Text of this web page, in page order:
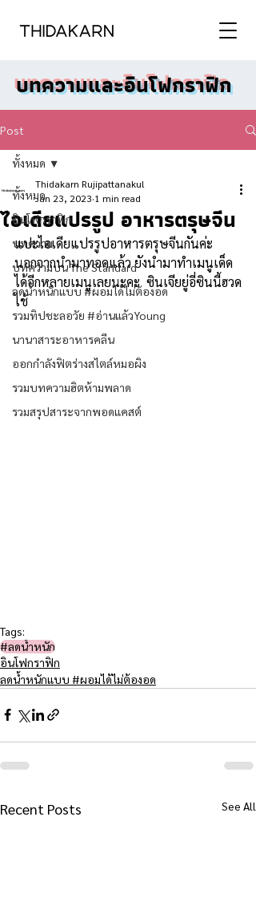
บทความและอินโฟกราฟิก
Post
ทั้งหมด
อินโฟกราฟิก
บทความ
บทความบน The Standard
ลดน้ำหนักแบบ #ผอมได้ไม่ต้องอด
รวมทิปชะลอวัย #อ่านแล้วYoung
นานาสาระอาหารคลีน
ออกกำลังฟิตร่างสไตล์หมอผิง
รวมบทความฮิตห้ามพลาด
รวมสรุปสาระจากพอดแคสต์
ทั้งหมด
ไอเดียแปรรูป อาหารตรุษจีน
Thidakarn Rujipattanakul
Jan 23, 2023 1 min read
แปะไอเดียแปรรูปอาหารตรุษจีนกันค่ะ
นอกจากนำมาทอดแล้ว ยังนำมาทำเมนูเด็ด
ได้อีกหลายเมนูเลยนะคะ  ซินเจียยู่อี่ซินนี้ฮวด
ไช้
Tags:
#ลดน้ำหนัก
อินโฟกราฟิก
ลดน้ำหนักแบบ #ผอมได้ไม่ต้องอด
Recent Posts See All